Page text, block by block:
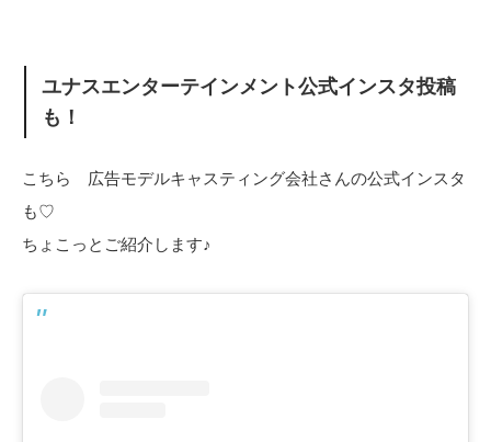
ユナスエンターテインメント公式インスタ投稿
も！
こちら 広告モデルキャスティング会社さんの公式インスタ
も♡
ちょこっとご紹介します♪